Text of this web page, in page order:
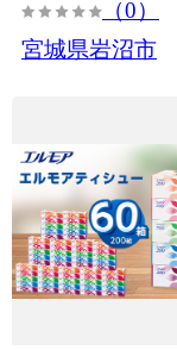
県 岩沼市
（0）
宮城県岩沼市